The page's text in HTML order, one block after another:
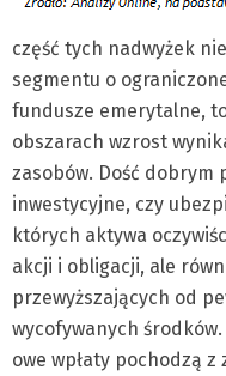
część tych nadwyżek
segmentu o
fundusze emerytalne,
obszarach wzrost
zasobów. Dość dobrym
inwestycyjne, czy
których aktywa
akcji i obligacji, ale
przewyższających od
wycofywanych
owe wpłaty pochodzą